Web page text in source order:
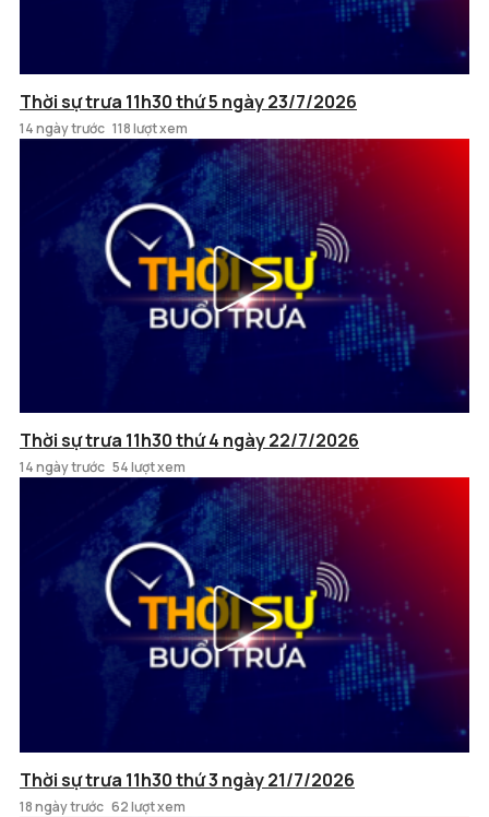
Thời sự trưa 11h30 thứ 5 ngày 23/7/2026
14 ngày trước 118 lượt xem
Thời sự trưa 11h30 thứ 4 ngày 22/7/2026
14 ngày trước 54 lượt xem
Thời sự trưa 11h30 thứ 3 ngày 21/7/2026
18 ngày trước 62 lượt xem